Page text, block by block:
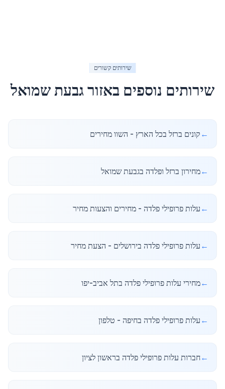
שירותים קשורים
שירותים נוספים באזור גבעת שמואל
← קונים ברזל בכל הארץ - השוו מחירים
←מחירון ברזל ופלדה בגבעת שמואל
← עלות פרופילי פלדה - מחירים והצעות מחיר
← עלות פרופילי פלדה בירושלים - הצעת מחיר
←מחירי עלות פרופילי פלדה בתל אביב-יפו
← עלות פרופילי פלדה בחיפה - טלפון
←חברות עלות פרופילי פלדה בראשון לציון